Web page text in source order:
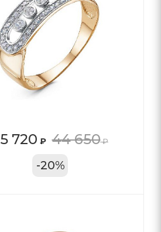
720 ₽ 44 650₽
-20%